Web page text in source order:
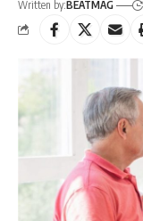
Written by:BEATMAG